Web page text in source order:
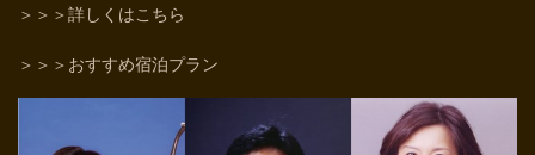
＞＞＞詳しくはこちら
＞＞＞おすすめ宿泊プラン